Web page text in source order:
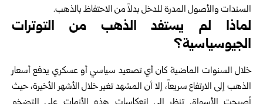
السندات والأصول المدرة للدخل بدلاً من الاحتفاظ بالذهب.
لماذا لم يستفد الذهب من التوترات
الجيوسياسية؟
خلال السنوات الماضية كان أي تصعيد سياسي أو عسكري يدفع أسعار
الذهب إلى الارتفاع سريعاً، إلا أن المشهد تغير خلال الأشهر الأخيرة، حيث